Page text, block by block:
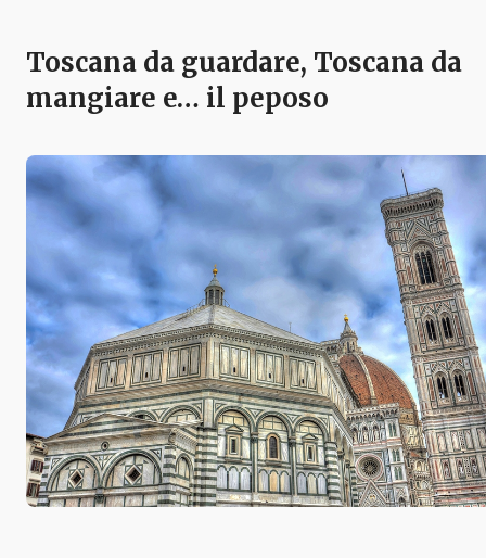
Toscana da guardare, Toscana da
mangiare e… il peposo